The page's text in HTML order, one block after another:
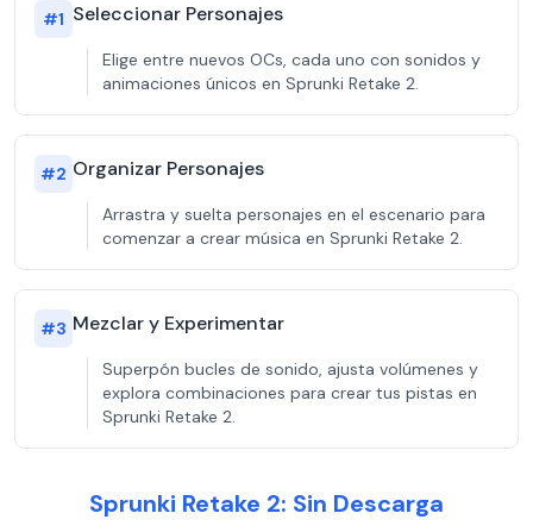
#1 Seleccionar Personajes
Elige entre nuevos OCs, cada uno con sonidos y
animaciones únicos en Sprunki Retake 2.
#2 Organizar Personajes
Arrastra y suelta personajes en el escenario para
comenzar a crear música en Sprunki Retake 2.
#3 Mezclar y Experimentar
Superpón bucles de sonido, ajusta volúmenes y
explora combinaciones para crear tus pistas en
Sprunki Retake 2.
Sprunki Retake 2: Sin Descarga